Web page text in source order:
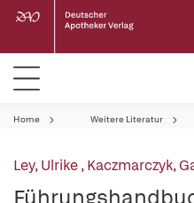
Home Weitere Literatur
Ley, Ulrike,Kaczmarczyk,